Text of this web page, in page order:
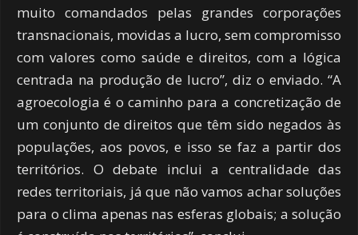
muito comandados pelas grandes corporações
transnacionais, movidas a lucro, sem compromisso
com valores como saúde e direitos, com a lógica
centrada na produção de lucro”, diz o enviado. “A
agroecologia é o caminho para a concretização de
um conjunto de direitos que têm sido negados às
populações, aos povos, e isso se faz a partir dos
territórios. O debate inclui a centralidade das
redes territoriais, já que não vamos achar soluções
para o clima apenas nas esferas globais; a solução